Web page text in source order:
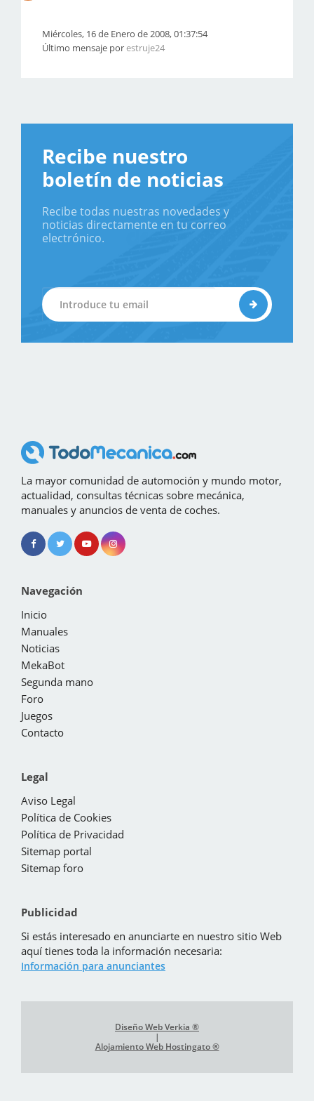
Miércoles, 16 de Enero de 2008, 01:37:54
Último mensaje porestruje24
Recibe nuestro
boletín de noticias
Recibe todas nuestras novedades y
noticias directamente en tu correo
electrónico.
La mayor comunidad de automoción y mundo motor,
actualidad, consultas técnicas sobre mecánica,
manuales y anuncios de venta de coches.
Navegación
Inicio
Manuales
Noticias
MekaBot
Segunda mano
Foro
Juegos
Contacto
Legal
Aviso Legal
Política de Cookies
Política de Privacidad
Sitemap portal
Sitemap foro
Publicidad
Si estás interesado en anunciarte en nuestro sitio Web
aquí tienes toda la información necesaria:
Información para anunciantes
Diseño Web Verkia ®
|
Alojamiento Web Hostingato ®